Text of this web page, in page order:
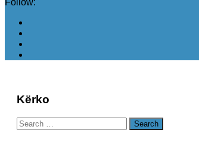
Follow:
Kërko
Search
for: